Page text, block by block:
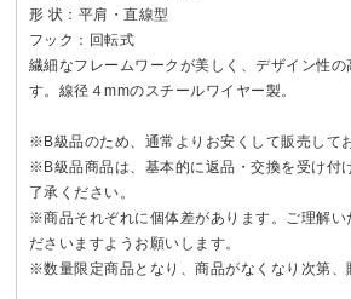
形 状：平肩・直線型
フック：回転式
繊細なフレームワークが美しく、デザイン性
す。線径４mmのスチールワイヤー製。
※B級品のため、通常よりお安くして販売して
※B級品商品は、基本的に返品・交換を受け付
了承ください。
※商品それぞれに個体差があります。ご理解い
ださいますようお願いします。
※数量限定商品となり、商品がなくなり次第、